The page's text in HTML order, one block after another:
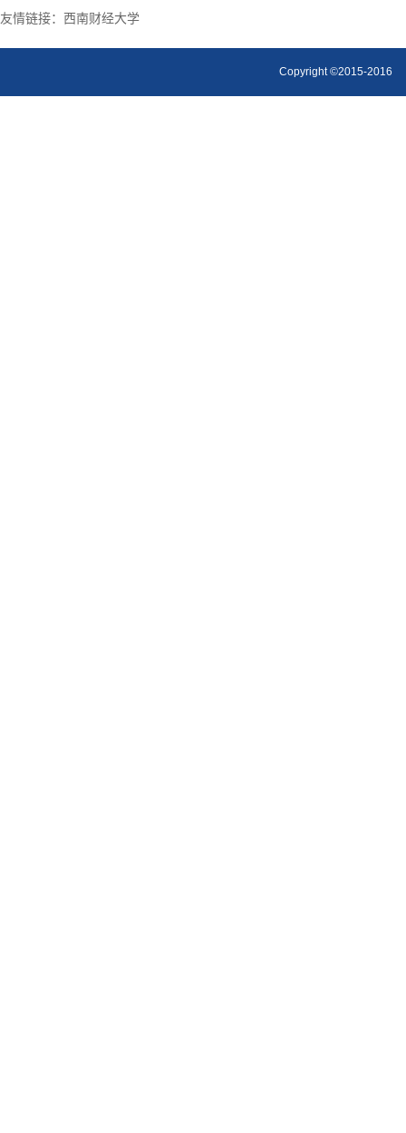
友情链接： 西南财经大学
Copyright ©2015-2016